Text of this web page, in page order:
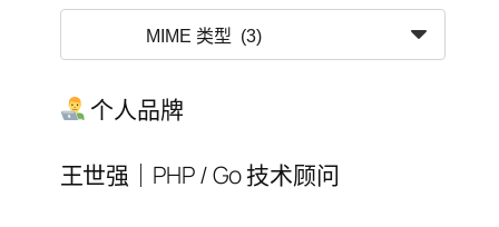
索
类
录 个人品牌
王世强｜PHP / Go 技术顾问